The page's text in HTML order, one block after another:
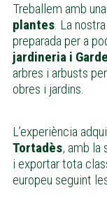
Treballem amb una
plantes. La
preparada per a
jardineria i
arbres i arbusts
obres i jardins.
L’experiència
Tortadès, amb la
i exportar tota
europeu seguint